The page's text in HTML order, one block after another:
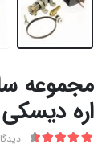
مجموعه
اره